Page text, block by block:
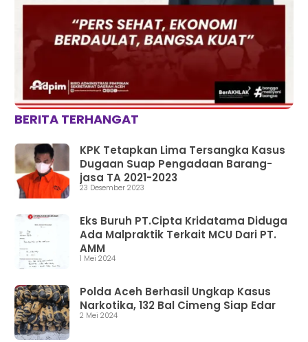
BERITA TERHANGAT
KPK Tetapkan Lima Tersangka Kasus
Dugaan Suap Pengadaan Barang-
jasa TA 2021-2023
23 Desember 2023
Eks Buruh PT.Cipta Kridatama Diduga
Ada Malpraktik Terkait MCU Dari PT.
AMM
1 Mei 2024
Polda Aceh Berhasil Ungkap Kasus
Narkotika, 132 Bal Cimeng Siap Edar
2 Mei 2024